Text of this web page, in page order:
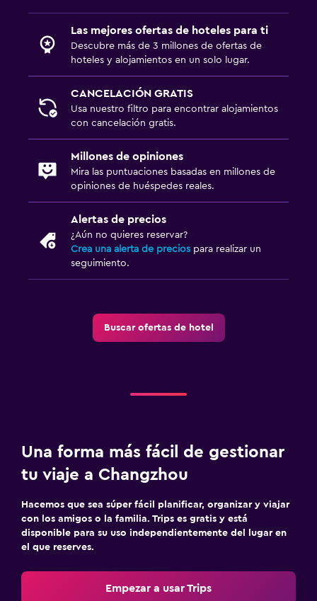
Tennis a puerta cerrada
Estacionamiento y transporte
Las mejores ofertas de hoteles para ti
Descubre más de 3 millones de ofertas de
hoteles y alojamientos en un solo lugar.
CANCELACIÓN GRATIS
Usa nuestro filtro para encontrar alojamientos
con cancelación gratis.
Millones de opiniones
Mira las puntuaciones basadas en millones de
opiniones de huéspedes reales.
Alertas de precios
¿Aún no quieres reservar?
Crea una alerta de precios para realizar un
seguimiento.
Buscar ofertas de hotel
Una forma más fácil de gestionar
tu viaje a Changzhou
Hacemos que sea súper fácil planificar, organizar y viajar
con los amigos o la familia. Trips es gratis y está
disponible para su uso independientemente del lugar en
el que reserves.
Empezar a usar Trips